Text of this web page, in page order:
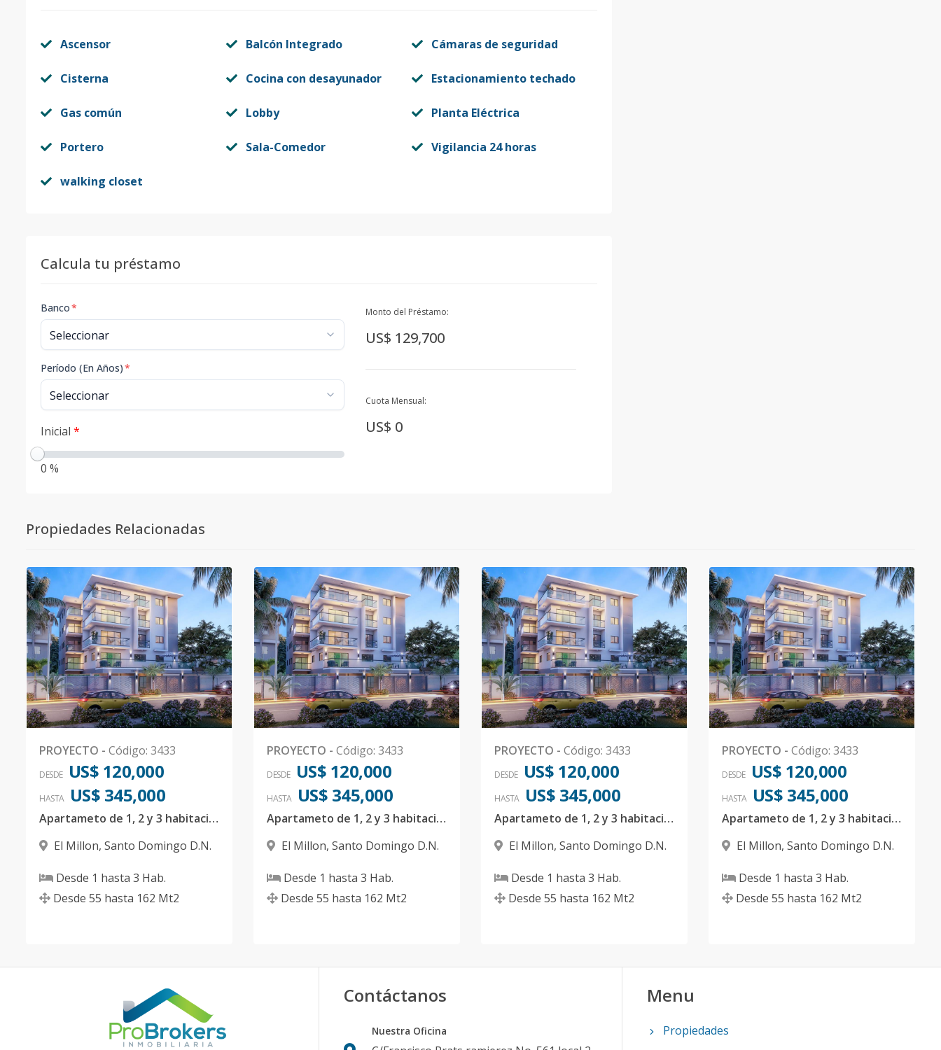
Ascensor Balcón Integrado Cámaras de seguridad
Cisterna Cocina con desayunador Estacionamiento techado
Gas común Lobby Planta Eléctrica
Portero Sala-Comedor Vigilancia 24 horas
walking closet
Calcula tu préstamo
Banco*
Período (En Años)*
Inicial *
0 %
Monto del Préstamo:
US$ 129,700
Cuota Mensual:
US$ 0
Propiedades Relacionadas
PROYECTO - Código: 3433
DESDE US$ 120,000
HASTA US$ 345,000
Apartameto de 1, 2 y 3 habitaciones en el Millon
El Millon, Santo Domingo D.N.
Desde 1 hasta 3 Hab.
Desde 55 hasta 162 Mt2
PROYECTO - Código: 3433
DESDE US$ 120,000
HASTA US$ 345,000
Apartameto de 1, 2 y 3 habitaciones en el Millon
El Millon, Santo Domingo D.N.
Desde 1 hasta 3 Hab.
Desde 55 hasta 162 Mt2
PROYECTO - Código: 3433
DESDE US$ 120,000
HASTA US$ 345,000
Apartameto de 1, 2 y 3 habitaciones en el Millon
El Millon, Santo Domingo D.N.
Desde 1 hasta 3 Hab.
Desde 55 hasta 162 Mt2
PROYECTO - Código: 3433
DESDE US$ 120,000
HASTA US$ 345,000
Apartameto de 1, 2 y 3 habitaciones en el Millon
El Millon, Santo Domingo D.N.
Desde 1 hasta 3 Hab.
Desde 55 hasta 162 Mt2
Contáctanos
Nuestra Oficina
Menu
Propiedades